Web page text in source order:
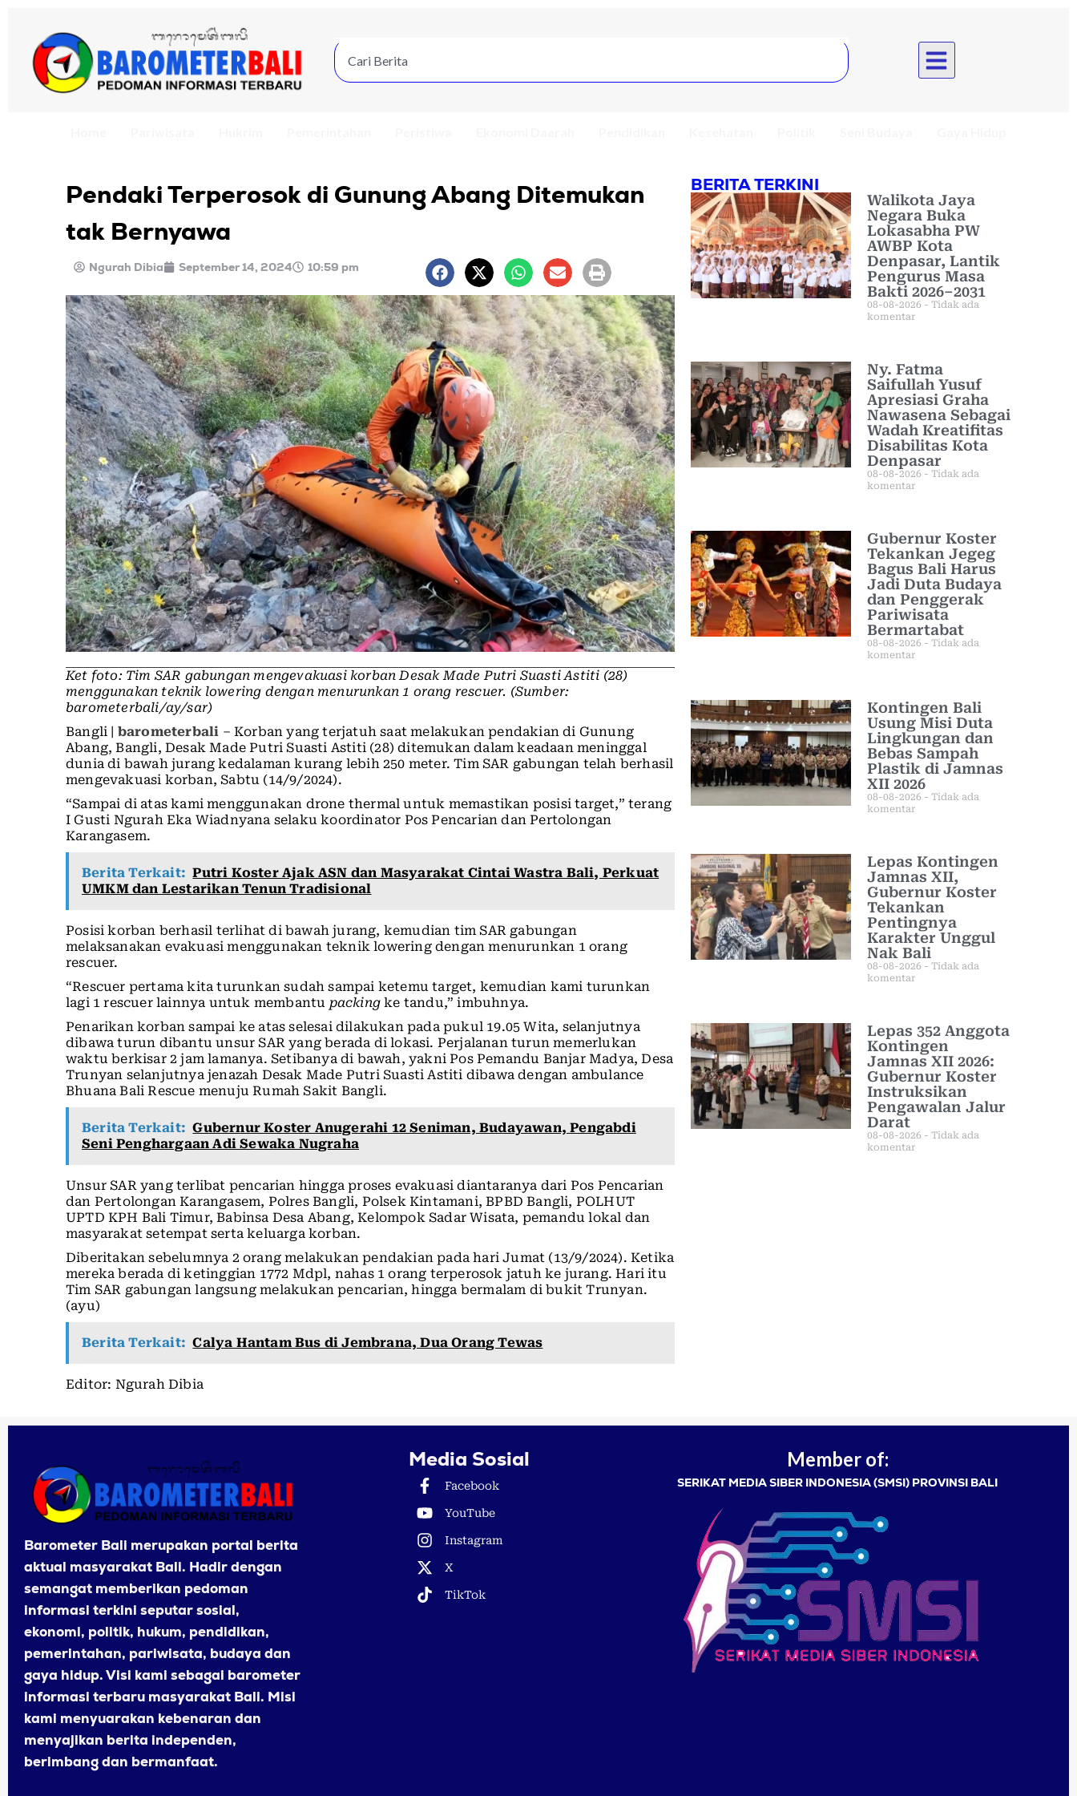
Pendaki Terperosok di Gunung Abang Ditemukan
tak Bernyawa
Ngurah Dibia September 14, 2024 10:59 pm
Ket foto: Tim SAR gabungan mengevakuasi korban Desak Made Putri Suasti Astiti (28)
menggunakan teknik lowering dengan menurunkan 1 orang rescuer. (Sumber:
barometerbali/ay/sar)
Bangli | barometerbali – Korban yang terjatuh saat melakukan pendakian di Gunung
Abang, Bangli, Desak Made Putri Suasti Astiti (28) ditemukan dalam keadaan meninggal
dunia di bawah jurang kedalaman kurang lebih 250 meter. Tim SAR gabungan telah berhasil
mengevakuasi korban, Sabtu (14/9/2024).
“Sampai di atas kami menggunakan drone thermal untuk memastikan posisi target,” terang
I Gusti Ngurah Eka Wiadnyana selaku koordinator Pos Pencarian dan Pertolongan
Karangasem.
Berita Terkait: Putri Koster Ajak ASN dan Masyarakat Cintai Wastra Bali, Perkuat
UMKM dan Lestarikan Tenun Tradisional
Posisi korban berhasil terlihat di bawah jurang, kemudian tim SAR gabungan
melaksanakan evakuasi menggunakan teknik lowering dengan menurunkan 1 orang
rescuer.
“Rescuer pertama kita turunkan sudah sampai ketemu target, kemudian kami turunkan
lagi 1 rescuer lainnya untuk membantu packing ke tandu,” imbuhnya.
Penarikan korban sampai ke atas selesai dilakukan pada pukul 19.05 Wita, selanjutnya
dibawa turun dibantu unsur SAR yang berada di lokasi. Perjalanan turun memerlukan
waktu berkisar 2 jam lamanya. Setibanya di bawah, yakni Pos Pemandu Banjar Madya, Desa
Trunyan selanjutnya jenazah Desak Made Putri Suasti Astiti dibawa dengan ambulance
Bhuana Bali Rescue menuju Rumah Sakit Bangli.
Berita Terkait: Gubernur Koster Anugerahi 12 Seniman, Budayawan, Pengabdi
Seni Penghargaan Adi Sewaka Nugraha
Unsur SAR yang terlibat pencarian hingga proses evakuasi diantaranya dari Pos Pencarian
dan Pertolongan Karangasem, Polres Bangli, Polsek Kintamani, BPBD Bangli, POLHUT
UPTD KPH Bali Timur, Babinsa Desa Abang, Kelompok Sadar Wisata, pemandu lokal dan
masyarakat setempat serta keluarga korban.
Diberitakan sebelumnya 2 orang melakukan pendakian pada hari Jumat (13/9/2024). Ketika
mereka berada di ketinggian 1772 Mdpl, nahas 1 orang terperosok jatuh ke jurang. Hari itu
Tim SAR gabungan langsung melakukan pencarian, hingga bermalam di bukit Trunyan.
(ayu)
Berita Terkait: Calya Hantam Bus di Jembrana, Dua Orang Tewas
Editor: Ngurah Dibia
BERITA TERKINI
Walikota Jaya
Negara Buka
Lokasabha PW
AWBP Kota
Denpasar, Lantik
Pengurus Masa
Bakti 2026–2031
08-08-2026
Tidak ada
komentar
Ny. Fatma
Saifullah Yusuf
Apresiasi Graha
Nawasena Sebagai
Wadah Kreatifitas
Disabilitas Kota
Denpasar
08-08-2026
Tidak ada
komentar
Gubernur Koster
Tekankan Jegeg
Bagus Bali Harus
Jadi Duta Budaya
dan Penggerak
Pariwisata
Bermartabat
08-08-2026
Tidak ada
komentar
Kontingen Bali
Usung Misi Duta
Lingkungan dan
Bebas Sampah
Plastik di Jamnas
XII 2026
08-08-2026
Tidak ada
komentar
Lepas Kontingen
Jamnas XII,
Gubernur Koster
Tekankan
Pentingnya
Karakter Unggul
Nak Bali
08-08-2026
Tidak ada
komentar
Lepas 352 Anggota
Kontingen
Jamnas XII 2026:
Gubernur Koster
Instruksikan
Pengawalan Jalur
Darat
08-08-2026
Tidak ada
komentar
Barometer Bali merupakan portal berita
aktual masyarakat Bali. Hadir dengan
semangat memberikan pedoman
informasi terkini seputar sosial,
ekonomi, politik, hukum, pendidikan,
pemerintahan, pariwisata, budaya dan
gaya hidup. Visi kami sebagai barometer
informasi terbaru masyarakat Bali. Misi
kami menyuarakan kebenaran dan
menyajikan berita independen,
berimbang dan bermanfaat.
Media Sosial
Facebook
YouTube
Instagram
X
TikTok
Member of:
SERIKAT MEDIA SIBER INDONESIA (SMSI) PROVINSI BALI